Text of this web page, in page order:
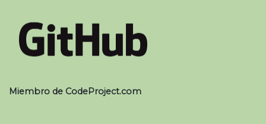
Miembro de CodeProject.com